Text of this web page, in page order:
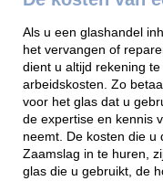
Als u een glashandel
het vervangen of
dient u altijd rekening
arbeidskosten. Zo
voor het glas dat u
de expertise en kennis
neemt. De kosten die u
Zaamslag in te huren,
glas die u gebruikt, de